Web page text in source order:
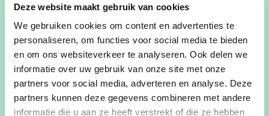
Deze website maakt gebruik van cookies
We gebruiken cookies om content en advertenties te
personaliseren, om functies voor social media te bieden
en om ons websiteverkeer te analyseren. Ook delen we
informatie over uw gebruik van onze site met onze
partners voor social media, adverteren en analyse. Deze
partners kunnen deze gegevens combineren met andere
informatie die u aan ze heeft verstrekt of die ze hebben
Raamovereenkomst "Vloermatten" - Goedkeuring
toetreding.
12. Samenwerkingsovereenkomst tussen de
gemeente en het kringloopcentrum M-accent -
Goedkeuring.
13. Toetredingsovereenkomst voor de verwerking
van persoonsgegevens in het kader van het